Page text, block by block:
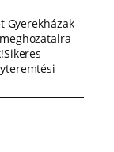
Gyerekházak